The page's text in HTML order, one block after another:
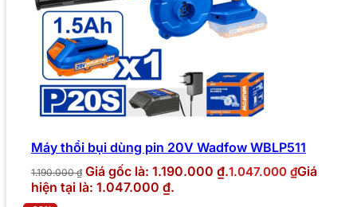
Máy thổi bụi dùng pin 20V Wadfow WBLP511
1.190.000₫ Giá gốc là: 1.190.000 ₫.1.047.000 ₫Giá
hiện tại là: 1.047.000 ₫.